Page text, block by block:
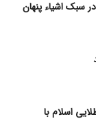
سبک اشیاء پنهان
اسلام با